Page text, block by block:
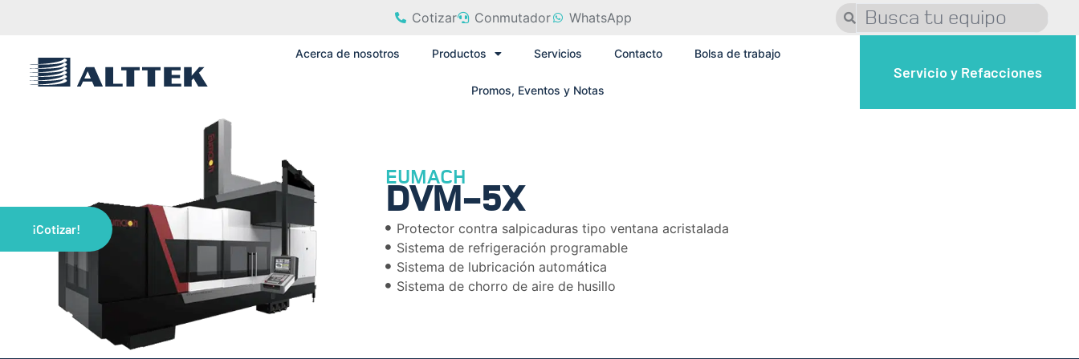
Cotizar Conmutador WhatsApp
Acerca de nosotros Productos Servicios Contacto Bolsa de trabajo
Promos, Eventos y Notas
Servicio y Refacciones
¡Cotizar!
EUMACH
DVM-5X
Protector contra salpicaduras tipo ventana acristalada
Sistema de refrigeración programable
Sistema de lubricación automática
Sistema de chorro de aire de husillo